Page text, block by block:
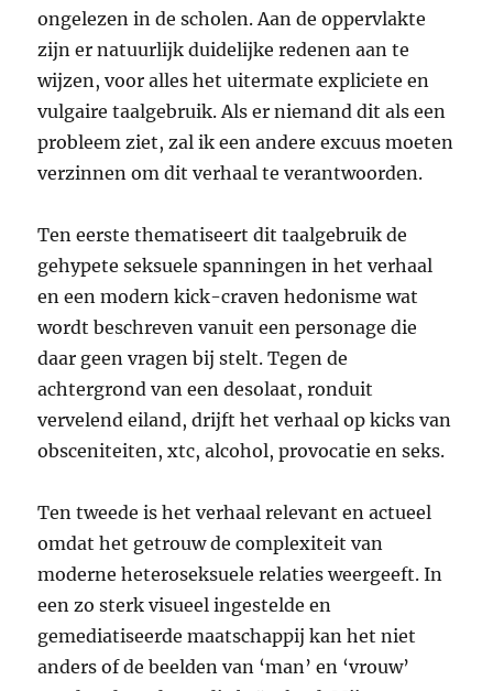
ongelezen in de scholen. Aan de oppervlakte
zijn er natuurlijk duidelijke redenen aan te
wijzen, voor alles het uitermate expliciete en
vulgaire taalgebruik. Als er niemand dit als een
probleem ziet, zal ik een andere excuus moeten
verzinnen om dit verhaal te verantwoorden.
Ten eerste thematiseert dit taalgebruik de
gehypete seksuele spanningen in het verhaal
en een modern kick-craven hedonisme wat
wordt beschreven vanuit een personage die
daar geen vragen bij stelt. Tegen de
achtergrond van een desolaat, ronduit
vervelend eiland, drijft het verhaal op kicks van
obsceniteiten, xtc, alcohol, provocatie en seks.
Ten tweede is het verhaal relevant en actueel
omdat het getrouw de complexiteit van
moderne heteroseksuele relaties weergeeft. In
een zo sterk visueel ingestelde en
gemediatiseerde maatschappij kan het niet
anders of de beelden van ‘man’ en ‘vrouw’